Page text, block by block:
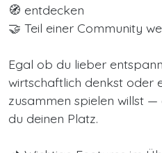
🧭 entdecken
🤝 Teil einer Community
Egal ob du lieber
wirtschaftlich denkst oder
zusammen spielen willst
du deinen Platz.